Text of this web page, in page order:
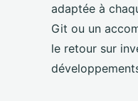
adaptée à
Git ou un
le retour sur